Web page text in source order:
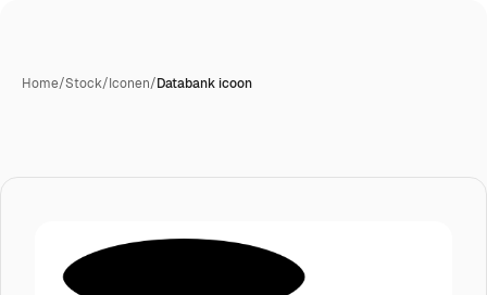
Home/Stock/Iconen/Databank icoon